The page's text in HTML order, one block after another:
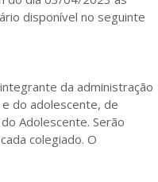
disponível no seguinte
da administração
do adolescente, de
Adolescente. Serão
colegiado. O